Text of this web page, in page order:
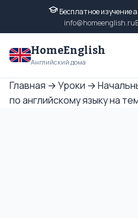
Бесплатное изучение
info@homeenglish.ru
HomeEnglish
Английский дома
Главная →Уроки →
по английскому языку на